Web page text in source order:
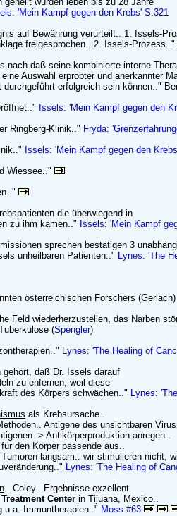
'Mein Kampf gegen den Krebs' S.321
auf Bewährung verurteilt.. 1. Issels-
freigesprochen.. 2. Issels-Prozess.."
nach daß seine kombinierte interne
Auswahl erprobter und anerkannter
erfolgreich sein können.."
Issels: 'Mein Kampf gegen den
Ringberg-Klinik.." Fryda:
Issels: 'Mein Kampf gegen den
Wiessee.."
die überwiegend in
zu ihm kamen.." Issels: 'Mein Kampf
sprechen bestätigen 3
unheilbaren Patienten.." Lynes: 'The
österreichischen Forschers (Gerlach)
Feld wiederherzustellen, das Narben
(Spengler)
Lynes: 'The Healing of
daß Dr. Issels darauf
zu enfernen, weil diese
des Körpers schwächen.." Lynes:
als Krebsursache..
Antigene des unsichtbaren
-> Antikörperproduktion anregen..
den Körper passende aus..
langsam.. wir stimulieren nicht,
Lynes: 'The Healing of
.. Coley.. Ergebnisse exzellent..
Treatment Center in Tijuana, Mexico..
u.a. Immuntherapien.." Moss #63